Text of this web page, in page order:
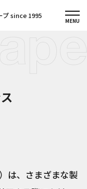
プ since 1995
は、さまざまな製